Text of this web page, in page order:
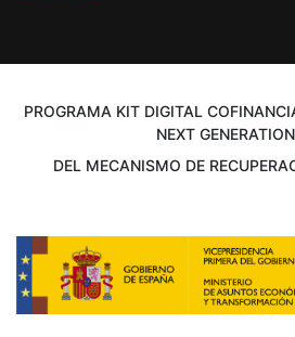
PROGRAMA KIT DIGITAL
NEXT
DEL MECANISMO DE